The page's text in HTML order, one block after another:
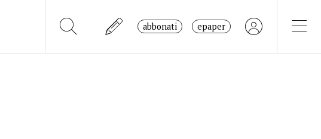
abbonati epaper